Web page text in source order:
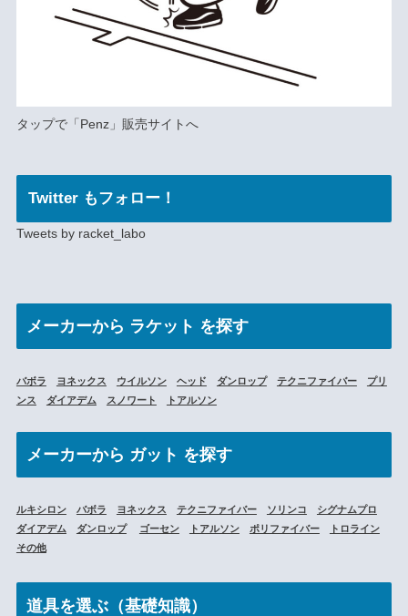
タップで「Penz」 販売サイトへ
Twitter もフォロー！
Tweets by racket_labo
メーカーから ラケット を探す
バボラ ヨネックス ウイルソン ヘッド ダンロップ テクニファイバー
プリ
ンス
ダイアデム スノワート トアルソン
メーカーから ガット を探す
ルキシロン バボラ ヨネックス テクニファイバー ソリンコ
シグナムプロ
ダイアデム
ダンロップ ゴーセン トアルソン ポリファイバー
トロライン
その他
道具を選ぶ（基礎知識）